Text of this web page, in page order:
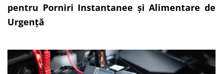
pentru Porniri Instantanee și Alimentare de
Urgență